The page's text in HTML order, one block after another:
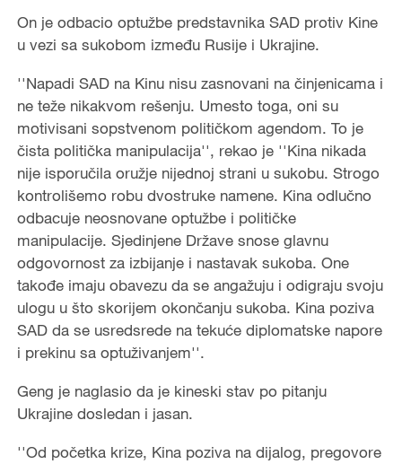
On je odbacio optužbe predstavnika SAD protiv Kine
u vezi sa sukobom između Rusije i Ukrajine.
''Napadi SAD na Kinu nisu zasnovani na činjenicama i
ne teže nikakvom rešenju. Umesto toga, oni su
motivisani sopstvenom političkom agendom. To je
čista politička manipulacija'', rekao je ''Kina nikada
nije isporučila oružje nijednoj strani u sukobu. Strogo
kontrolišemo robu dvostruke namene. Kina odlučno
odbacuje neosnovane optužbe i političke
manipulacije. Sjedinjene Države snose glavnu
odgovornost za izbijanje i nastavak sukoba. One
takođe imaju obavezu da se angažuju i odigraju svoju
ulogu u što skorijem okončanju sukoba. Kina poziva
SAD da se usredsrede na tekuće diplomatske napore
i prekinu sa optuživanjem''.
Geng je naglasio da je kineski stav po pitanju
Ukrajine dosledan i jasan.
''Od početka krize, Kina poziva na dijalog, pregovore